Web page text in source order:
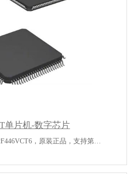
单片机-数字芯片
，原装正品，支持第…